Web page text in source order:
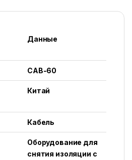
Данные
CAB-60
Китай
Кабель
Оборудование для
снятия изоляции с